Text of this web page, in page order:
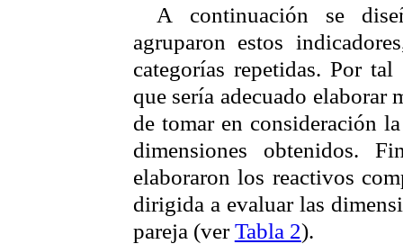
A continuación se
agruparon estos
categorías repetidas. Por
que sería adecuado elaborar
de tomar en consideración
dimensiones obtenidos.
elaboraron los reactivos
dirigida a evaluar las
pareja (verTabla 2).